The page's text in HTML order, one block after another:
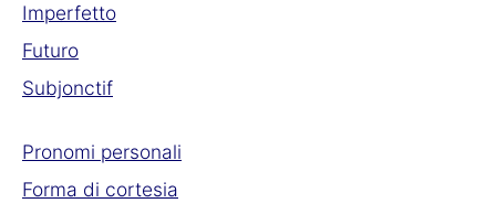
Imperfetto
Futuro
Subjonctif
Pronomi personali
Forma di cortesia